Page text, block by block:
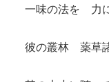
一味の法を 力
彼の叢林 薬草